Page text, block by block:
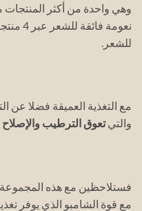
وهي واحدة من أكثر المنتجات
نعومة
للشعر.
مع التغذية العميقة فضلا
والتيتعوق الترطيب
فستلاحظين مع هذه
مع قوة الشامبو الذي يوفر